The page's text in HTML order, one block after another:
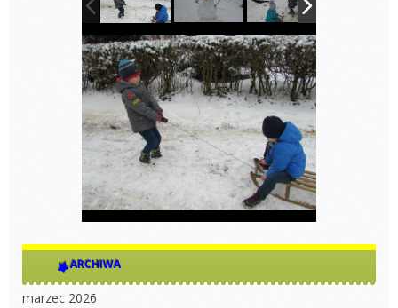
ARCHIWA
marzec 2026